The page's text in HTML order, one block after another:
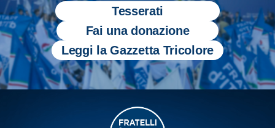
Tesserati
Fai una donazione
Leggi la Gazzetta Tricolore